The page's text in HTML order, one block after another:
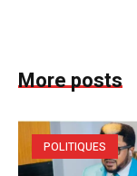
More posts
POLITIQUES